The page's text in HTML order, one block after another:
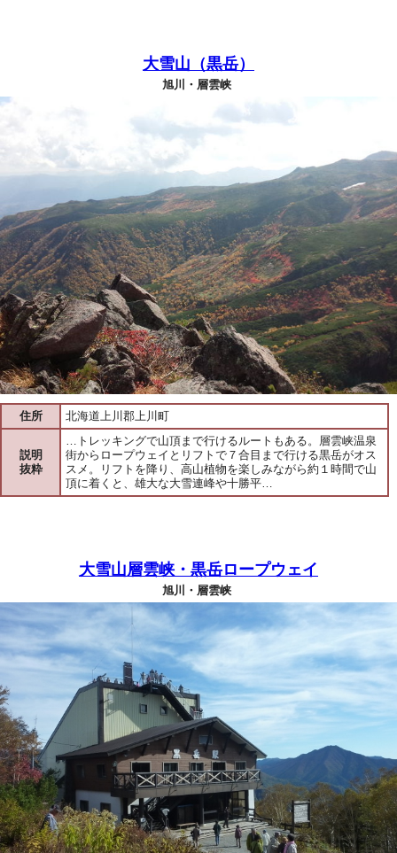
大雪山（黒岳）
旭川・層雲峡
住所 北海道上川郡上川町
説明
抜粋
…トレッキングで山頂まで行けるルートもある。層雲峡温泉
街からロープウェイとリフトで７合目まで行ける黒岳がオス
スメ。リフトを降り、高山植物を楽しみながら約１時間で山
頂に着くと、雄大な大雪連峰や十勝平…
大雪山層雲峡・黒岳ロープウェイ
旭川・層雲峡